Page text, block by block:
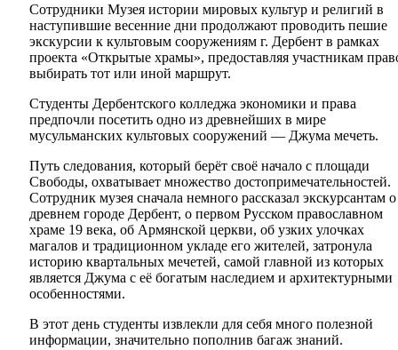
Сотрудники Музея истории мировых культур и религий в
наступившие весенние дни продолжают проводить пешие
экскурсии к культовым сооружениям г. Дербент в рамках
проекта «Открытые храмы», предоставляя участникам
выбирать тот или иной маршрут.
Студенты Дербентского колледжа экономики и права
предпочли посетить одно из древнейших в мире
мусульманских культовых сооружений — Джума мечеть.
Путь следования, который берёт своё начало с площади
Свободы, охватывает множество достопримечательностей.
Сотрудник музея сначала немного рассказал экскурсантам о
древнем городе Дербент, о первом Русском православном
храме 19 века, об Армянской церкви, об узких улочках
магалов и традиционном укладе его жителей, затронула
историю квартальных мечетей, самой главной из которых
является Джума с её богатым наследием и архитектурными
особенностями.
В этот день студенты извлекли для себя много полезной
информации, значительно пополнив багаж знаний.